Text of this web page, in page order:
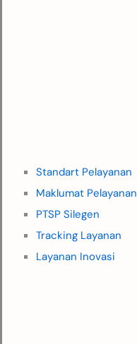
Standart Pelayanan
Maklumat Pelayanan
PTSP Silegen
Tracking Layanan
Layanan Inovasi